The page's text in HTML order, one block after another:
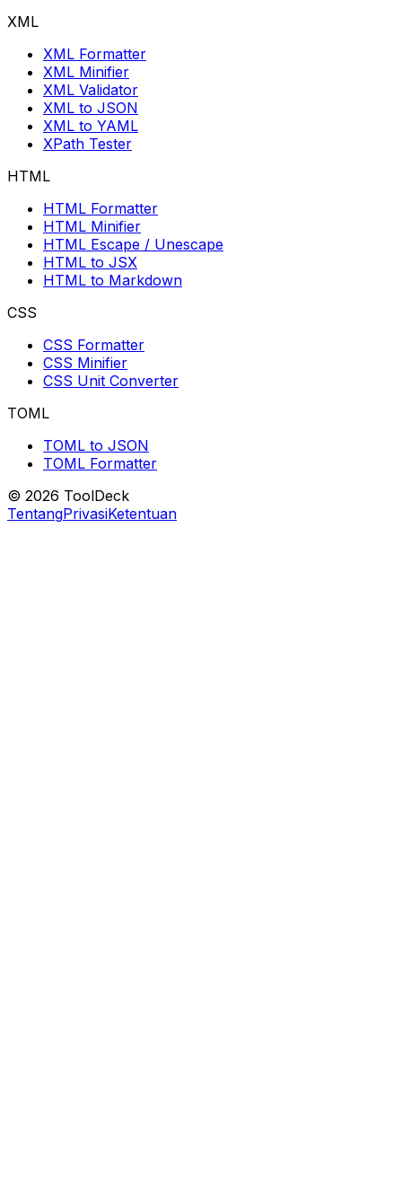
XML
XML Formatter
XML Minifier
XML Validator
XML to JSON
XML to YAML
XPath Tester
HTML
HTML Formatter
HTML Minifier
HTML Escape / Unescape
HTML to JSX
HTML to Markdown
CSS
CSS Formatter
CSS Minifier
CSS Unit Converter
TOML
TOML to JSON
TOML Formatter
© 2026 ToolDeck
TentangPrivasiKetentuan